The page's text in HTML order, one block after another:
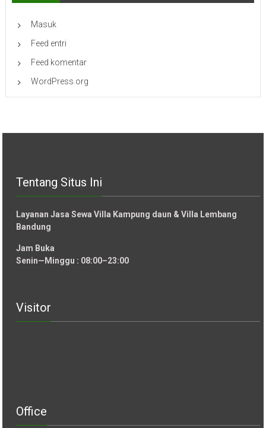
Masuk
Feed entri
Feed komentar
WordPress.org
Tentang Situs Ini
Layanan Jasa Sewa Villa Kampung daun & Villa Lembang
Bandung
Jam Buka
Senin—Minggu : 08:00–23:00
Visitor
Office